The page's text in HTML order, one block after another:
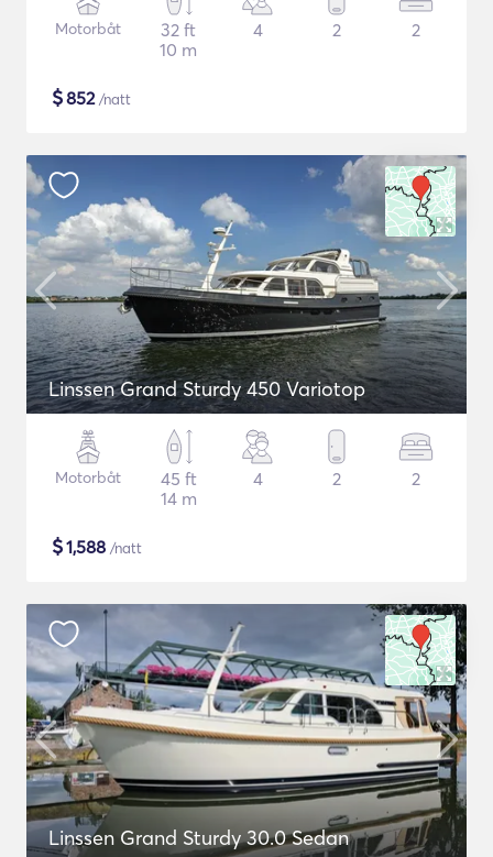
Motorbåt
32 ft
10 m
4 2 2
$852/natt
Linssen Grand Sturdy 450 Variotop
Motorbåt
45 ft
14 m
4 2 2
$1,588 /natt
Linssen Grand Sturdy 30.0 Sedan